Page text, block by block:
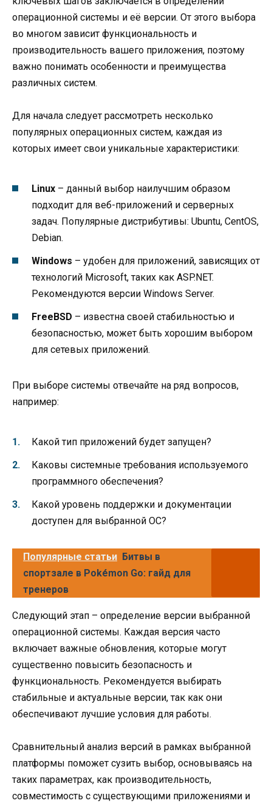
операционной системы и её версии. От этого выбора
во многом зависит функциональность и
производительность вашего приложения, поэтому
важно понимать особенности и преимущества
различных систем.
Для начала следует рассмотреть несколько
популярных операционных систем, каждая из
которых имеет свои уникальные характеристики:
Linux – данный выбор наилучшим образом
подходит для веб-приложений и серверных
задач. Популярные дистрибутивы: Ubuntu, CentOS,
Debian.
Windows – удобен для приложений, зависящих от
технологий Microsoft, таких как ASP.NET.
Рекомендуются версии Windows Server.
FreeBSD – известна своей стабильностью и
безопасностью, может быть хорошим выбором
для сетевых приложений.
При выборе системы отвечайте на ряд вопросов,
например:
Какой тип приложений будет запущен?
Каковы системные требования используемого
программного обеспечения?
Какой уровень поддержки и документации
доступен для выбранной ОС?
Популярные статьи Битвы в
спортзале в Pokémon Go: гайд для
тренеров
Следующий этап – определение версии выбранной
операционной системы. Каждая версия часто
включает важные обновления, которые могут
существенно повысить безопасность и
функциональность. Рекомендуется выбирать
стабильные и актуальные версии, так как они
обеспечивают лучшие условия для работы.
Сравнительный анализ версий в рамках выбранной
платформы поможет сузить выбор, основываясь на
таких параметрах, как производительность,
совместимость с существующими приложениями и